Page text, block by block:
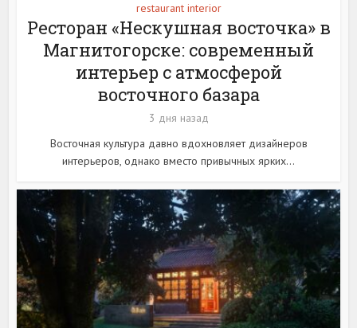
restaurant interior
Ресторан «Нескушная восточка» в
Магнитогорске: современный
интерьер с атмосферой
восточного базара
3 дня назад
Восточная культура давно вдохновляет дизайнеров
интерьеров, однако вместо привычных ярких...